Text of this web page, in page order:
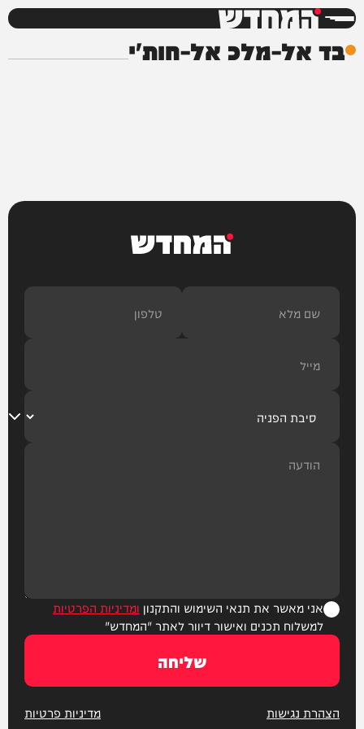
המחדש
בד אל-מלכ אל-חות'י
המחדש
אני מאשר את תנאי השימוש והתקנון ומדיניות הפרטיות
למשלוח תכנים ואישור דיוור לאתר "המחדש"
שליחה
הצהרת נגישות מדיניות פרטיות